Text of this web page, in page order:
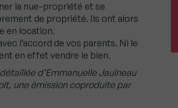
la nue-propriété et se
de propriété. Ils ont alors
en location.
l’accord de vos parents. Ni le
en effet vendre le bien.
d’Emmanuelle Jaulneau
une émission coproduite par